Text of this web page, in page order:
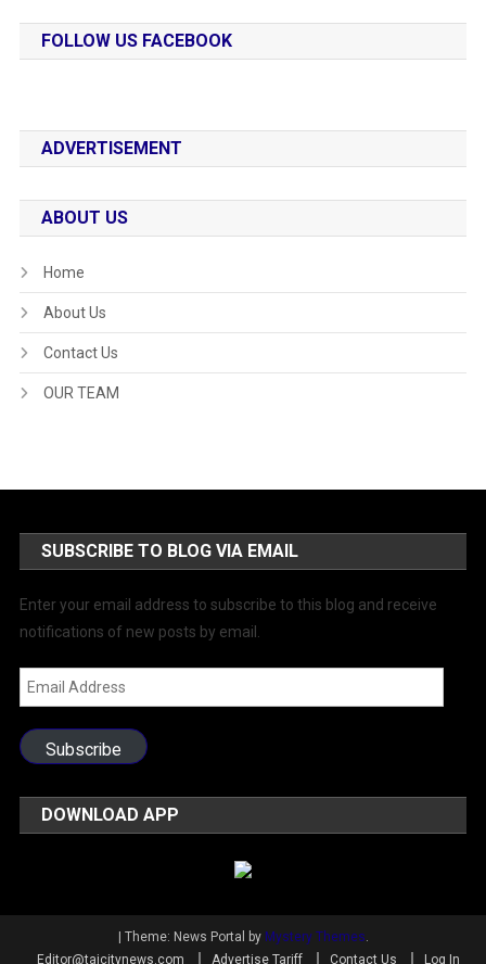
FOLLOW US FACEBOOK
ADVERTISEMENT
ABOUT US
Home
About Us
Contact Us
OUR TEAM
SUBSCRIBE TO BLOG VIA EMAIL
Enter your email address to subscribe to this blog and receive
notifications of new posts by email.
Email
Address
Subscribe
DOWNLOAD APP
| Theme: News Portal by Mystery Themes.
Editor@tajcitynews.com
Advertise Tariff Contact Us Log In